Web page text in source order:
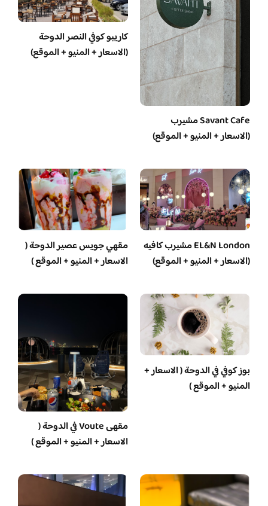
Savant Cafe مشيرب
(الاسعار + المنيو + الموقع)
كاريبو كوفي النصر الدوحة
(الاسعار + المنيو + الموقع)
EL&N London مشيرب كافيه
(الاسعار + المنيو + الموقع)
مقهي جويس عصير الدوحة (
الاسعار + المنيو + الموقع )
بوز كوفي في الدوحة ( الاسعار +
المنيو + الموقع )
مقهى Voute في الدوحة (
الاسعار + المنيو + الموقع )